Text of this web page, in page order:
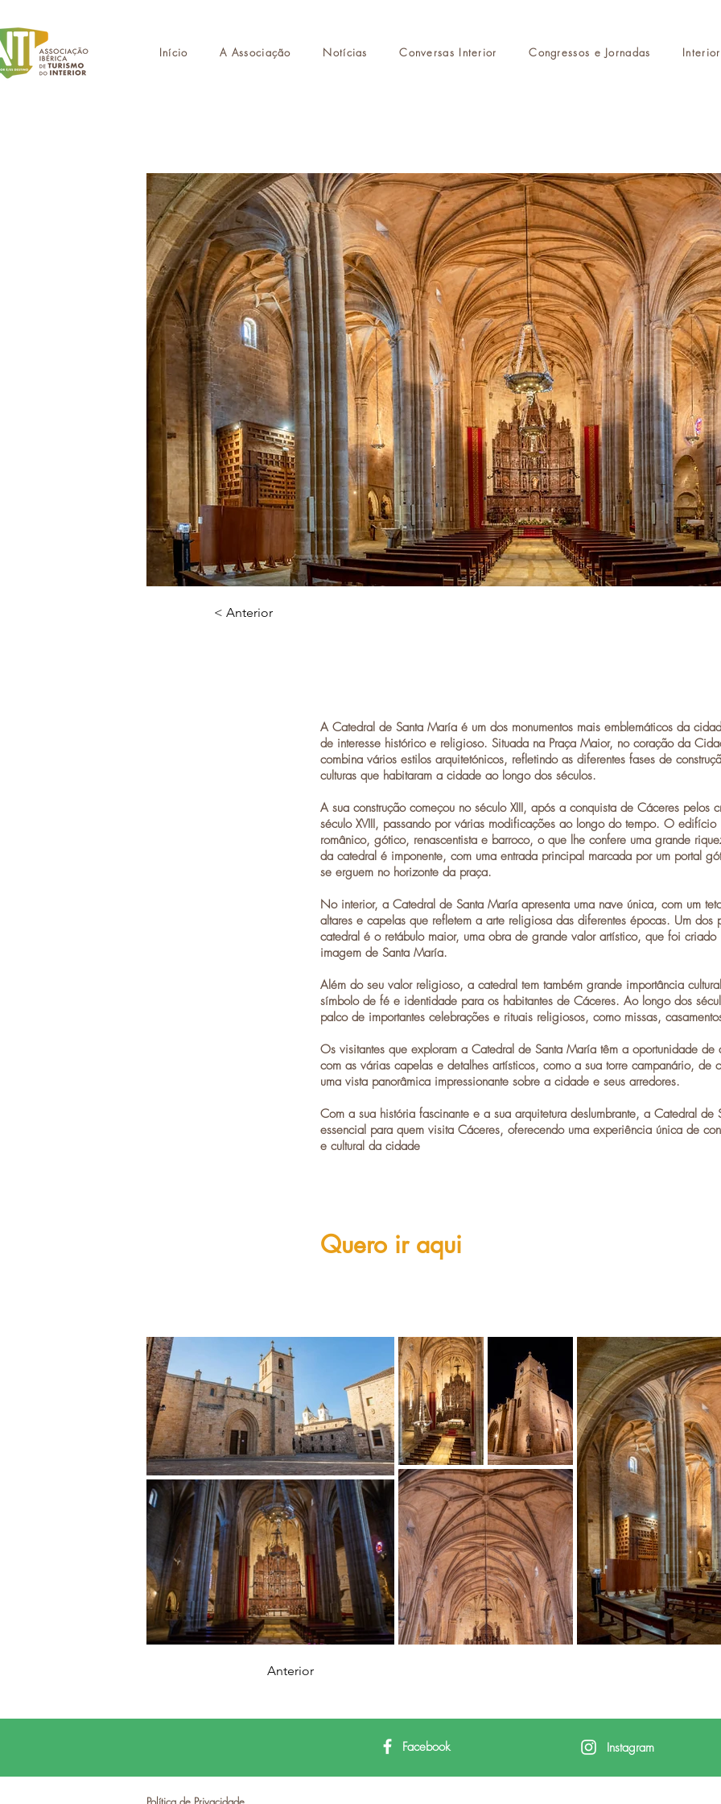
Início A Associação Notícias Conversas Interior Congressos e Jornadas
< Anterior
A Catedral de Santa María é um dos monumentos mais emblemáticos da
de interesse histórico e religioso. Situada na Praça Maior, no coração da
combina vários estilos arquitetónicos, refletindo as diferentes fases de
culturas que habitaram a cidade ao longo dos séculos.
A sua construção começou no século XIII, após a conquista de Cáceres pelos
século XVIII, passando por várias modificações ao longo do tempo. O
românico, gótico, renascentista e barroco, o que lhe confere uma grande
da catedral é imponente, com uma entrada principal marcada por um portal
se erguem no horizonte da praça.
No interior, a Catedral de Santa María apresenta uma nave única, com um
altares e capelas que refletem a arte religiosa das diferentes épocas. Um dos
catedral é o retábulo maior, uma obra de grande valor artístico, que foi criado
imagem de Santa María.
Além do seu valor religioso, a catedral tem também grande importância
símbolo de fé e identidade para os habitantes de Cáceres. Ao longo dos
palco de importantes celebrações e rituais religiosos, como missas,
Os visitantes que exploram a Catedral de Santa María têm a oportunidade de
com as várias capelas e detalhes artísticos, como a sua torre campanário, de
uma vista panorâmica impressionante sobre a cidade e seus arredores.
Com a sua história fascinante e a sua arquitetura deslumbrante, a Catedral de
essencial para quem visita Cáceres, oferecendo uma experiência única de
e cultural da cidade
Quero ir aqui
Anterior
Facebook Instagram